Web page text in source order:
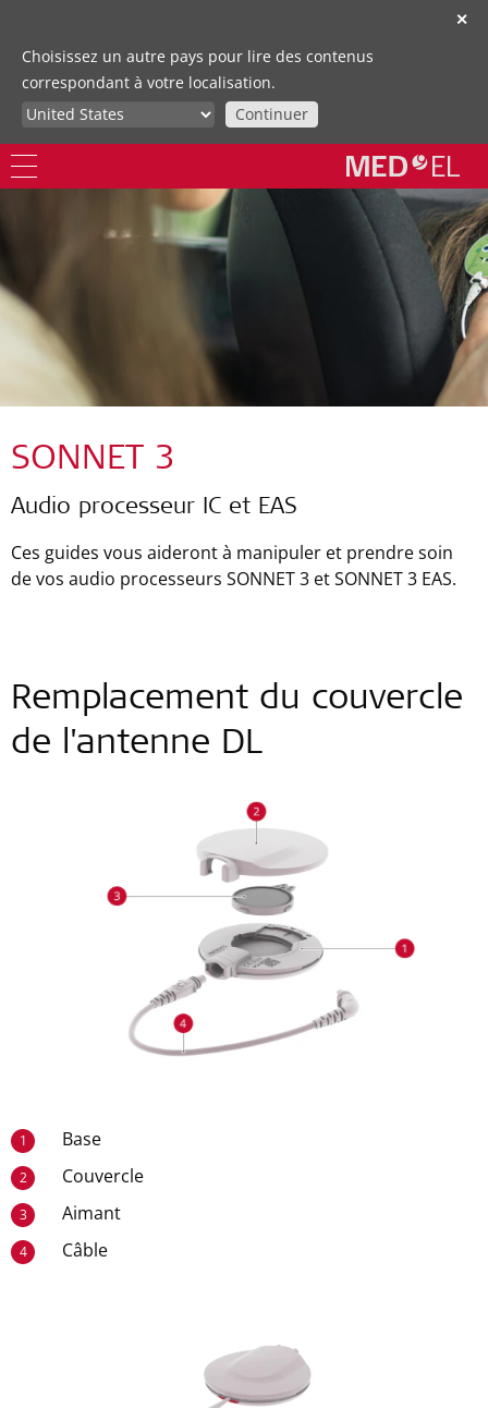
✕
Choisissez un autre pays pour lire des contenus
correspondant à votre localisation.
Continuer
SONNET 3
Audio processeur IC et EAS
Ces guides vous aideront à manipuler et prendre soin
de vos audio processeurs SONNET 3 et SONNET 3 EAS.
Remplacement du couvercle
de l'antenne DL
1 Base
2 Couvercle
3 Aimant
4 Câble